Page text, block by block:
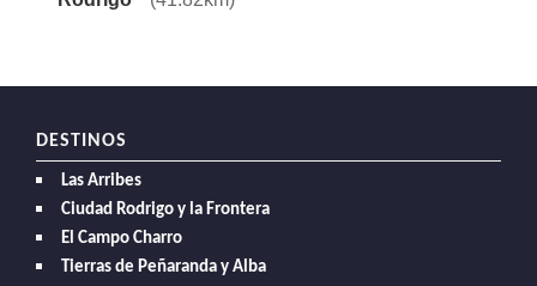
DESTINOS
Las Arribes
Ciudad Rodrigo y la Frontera
El Campo Charro
Tierras de Peñaranda y Alba